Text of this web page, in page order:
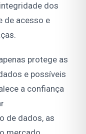
dos
de acesso e
protege as
e possíveis
a confiança
de dados, as